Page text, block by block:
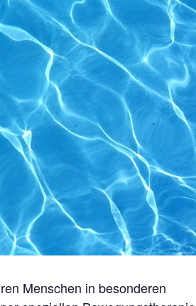
Menschen in besonderen